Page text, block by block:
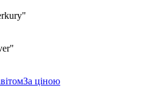
За ціною